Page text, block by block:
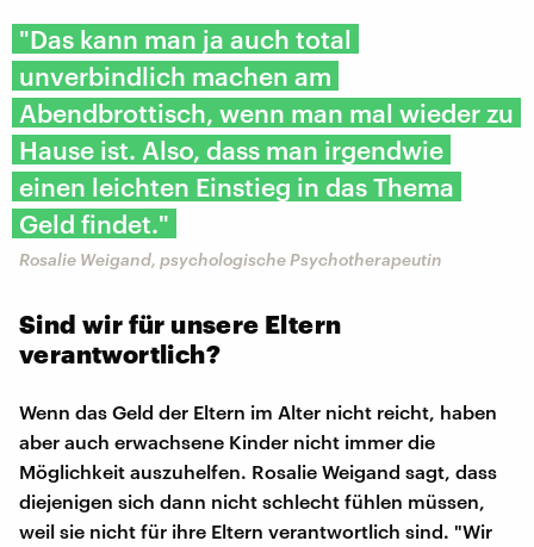
"Das kann man ja auch total
unverbindlich machen am
Abendbrottisch, wenn man mal wieder zu
Hause ist. Also, dass man irgendwie
einen leichten Einstieg in das Thema
Geld findet."
Rosalie Weigand, psychologische Psychotherapeutin
Sind wir für unsere Eltern
verantwortlich?
Wenn das Geld der Eltern im Alter nicht reicht, haben
aber auch erwachsene Kinder nicht immer die
Möglichkeit auszuhelfen. Rosalie Weigand sagt, dass
diejenigen sich dann nicht schlecht fühlen müssen,
weil sie nicht für ihre Eltern verantwortlich sind. "Wir